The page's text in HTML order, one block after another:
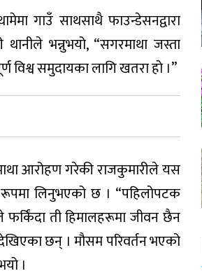
गाउँ साथसाथै फाउन्डेसनद्वारा
भन्नुभयो, “सगरमाथा जस्ता
विश्व समुदायका लागि खतरा हो ।”
आरोहण गरेकी राजकुमारीले यस
लिनुभएको छ । “पहिलोपटक
ती हिमालहरूमा जीवन छैन
छन् । मौसम परिवर्तन भएको
।